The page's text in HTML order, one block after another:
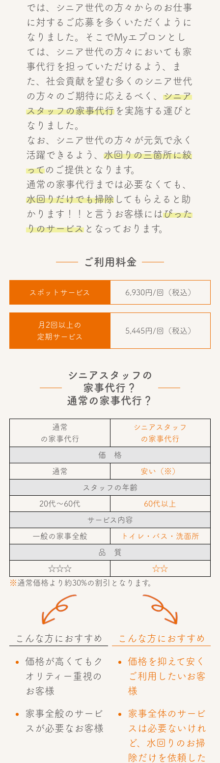
では、シニア世代の方々からのお仕事
に対するご応募を多くいただくように
なりました。そこでMyエプロンとし
ては、シニア世代の方々においても家
事代行を担っていただけるよう、ま
た、社会貢献を望む多くのシニア世代
の方々のご期待に応えるべく、シニア
スタッフの家事代行 を実施する運びと
なりました。
なお、シニア世代の方々が元気で永く
活躍できるよう、水回りの三箇所に絞
ってのご提供となります。
通常の家事代行までは必要なくても、
水回りだけでも掃除 してもらえると助
かります！！と言うお客様にはぴった
りのサービス となっております。
ご利用料金
スポットサービス 6,930円/回（税込）
月2回以上の
定期サービス
5,445円/回（税込）
シニアスタッフの
家事代行？
通常の家事代行？
通常
の家事代行
シニアスタッフ
の家事代行
価 格
通常 安い（※）
スタッフの年齢
20代〜60代 60代以上
サービス内容
一般の家事全般 トイレ・バス・洗面所
品 質
☆☆☆
☆☆
※通常価格より約30%の割引となります。
こんな方におすすめ
価格が高くてもク
オリティー重視の
お客様
家事全般のサービ
スが必要なお客様
こんな方におすすめ
価格を抑えて安く
ご利用したいお客
様
家事全体のサービ
スは必要ないけれ
ど、水回りのお掃
除だけを依頼した